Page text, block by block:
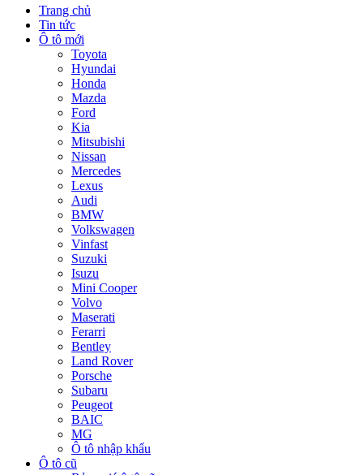
Trang chủ
Tin tức
Ô tô mới
Toyota
Hyundai
Honda
Mazda
Ford
Kia
Mitsubishi
Nissan
Mercedes
Lexus
Audi
BMW
Volkswagen
Vinfast
Suzuki
Isuzu
Mini Cooper
Volvo
Maserati
Ferarri
Bentley
Land Rover
Porsche
Subaru
Peugeot
BAIC
MG
Ô tô nhập khẩu
Ô tô cũ